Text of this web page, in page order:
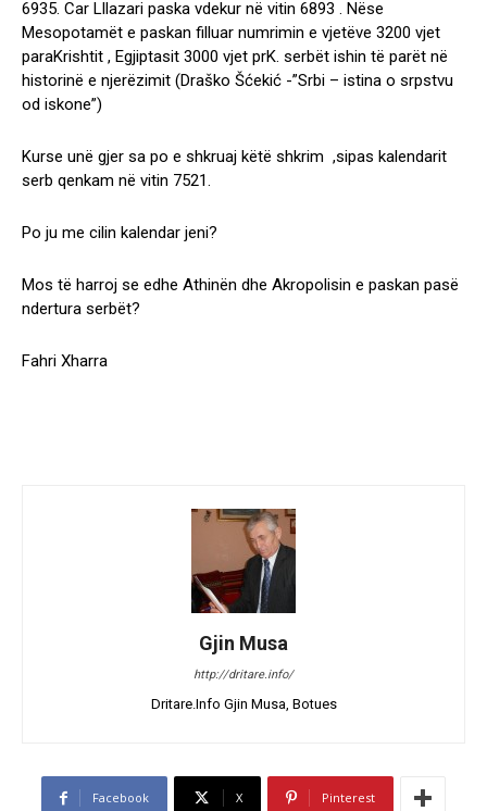
6935. Car Lllazari paska vdekur në vitin 6893 . Nëse
Mesopotamët e paskan filluar numrimin e vjetëve 3200 vjet
paraKrishtit , Egjiptasit 3000 vjet prK. serbët ishin të parët në
historinë e njerëzimit (Draško Šćekić -”Srbi – istina o srpstvu
od iskone”)
Kurse unë gjer sa po e shkruaj këtë shkrim ,sipas kalendarit
serb qenkam në vitin 7521.
Po ju me cilin kalendar jeni?
Mos të harroj se edhe Athinën dhe Akropolisin e paskan pasë
ndertura serbët?
Fahri Xharra
Gjin Musa
http://dritare.info/
Dritare.Info Gjin Musa, Botues
Facebook X Pinterest